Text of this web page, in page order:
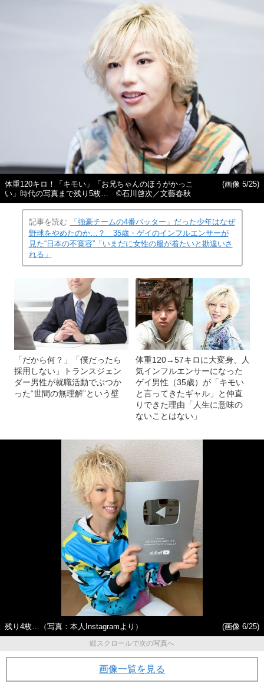
体重120キロ！「キモい」「お兄ちゃんのほうがかっこ
い」時代の写真まで残り5枚… ©石川啓次／文藝春秋
(画像 5/25)
記事を読む
「強豪チームの4番バッター」だった少年はなぜ
野球をやめたのか…？ 35歳・ゲイのインフルエンサーが
見た“日本の不寛容”「いまだに女性の服が着たいと勘違いさ
れる」
「だから何？」「僕だったら
採用しない」トランスジェン
ダー男性が就職活動でぶつか
った“世間の無理解”という壁
体重120→57キロに大変身、人
気インフルエンサーになった
ゲイ男性（35歳）が「キモい
と言ってきたギャル」と仲直
りできた理由「人生に意味の
ないことはない」
残り4枚…（写真：本人Instagramより）
(画像 6/25)
縦スクロールで次の写真へ
画像一覧を見る